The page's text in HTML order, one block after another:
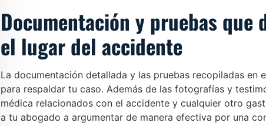
Documentación y pruebas que
el lugar del accidente
La documentación detallada y las pruebas recopiladas en
para respaldar tu caso. Además de las fotografías y
médica relacionados con el accidente y cualquier otro
a tu abogado a argumentar de manera efectiva por una